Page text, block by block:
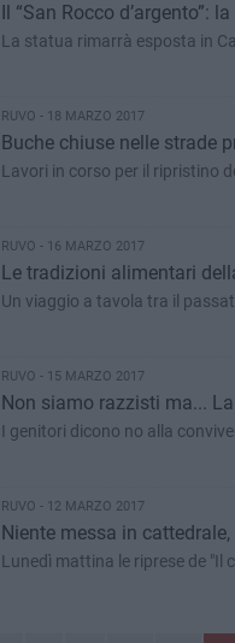
Il “San Rocco d’argento”:
La statua rimarrà esposta in
RUVO - 18 MARZO 2017
Buche chiuse nelle strade
Lavori in corso per il ripristino
RUVO - 16 MARZO 2017
Le tradizioni alimentari
Un viaggio a tavola tra il
RUVO - 15 MARZO 2017
Non siamo razzisti ma...
I genitori dicono no alla
RUVO - 12 MARZO 2017
Niente messa in
Lunedì mattina le riprese de "Il